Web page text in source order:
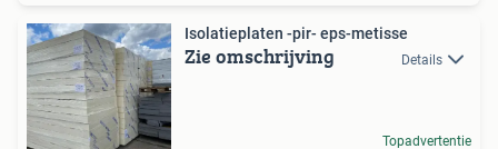
Isolatieplaten -pir- eps-metisse
Zie omschrijving Details
Topadvertentie